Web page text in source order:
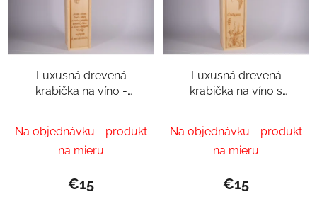
Luxusná drevená
krabička na víno -
Na objednávku - produkt
na mieru
€15
Luxusná drevená
krabička na víno s
Jednoduché
poďakovanie
Na objednávku - produkt
na mieru
€15